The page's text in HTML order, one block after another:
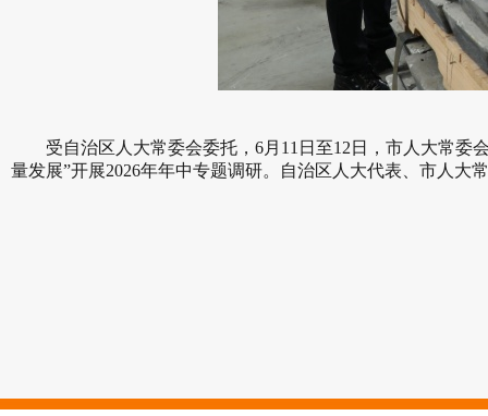
受自治区人大常委会委托，6月11日至12日，市人大常委
量发展”开展2026年年中专题调研。自治区人大代表、市人